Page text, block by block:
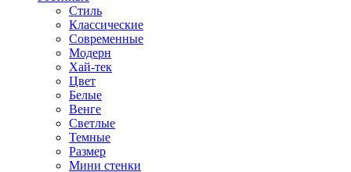
Стиль
Классические
Современные
Модерн
Хай-тек
Цвет
Белые
Венге
Светлые
Темные
Размер
Мини стенки